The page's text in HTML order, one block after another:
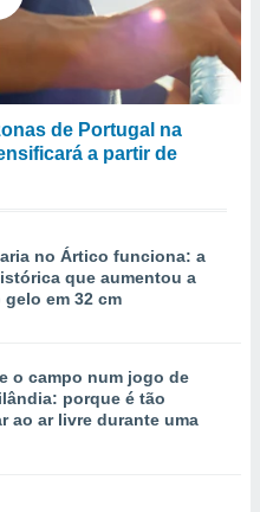
de Portugal na
a partir de
no Ártico funciona: a
que aumentou a
em 32 cm
o campo num jogo de
porque é tão
ao ar livre durante uma